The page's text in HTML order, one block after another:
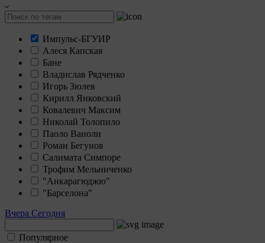
Импульс-БГУИР
Алеся Капская
Бане
Владислав Рядченко
Игорь Зюлев
Кирилл Янковский
Ковалевич Максим
Николай Толопило
Паоло Ваноли
Роман Бегунов
Салимата Симпоре
Трофим Мельниченко
"Анкарагюджю"
"Барселона"
Вчера Сегодня
Популярное